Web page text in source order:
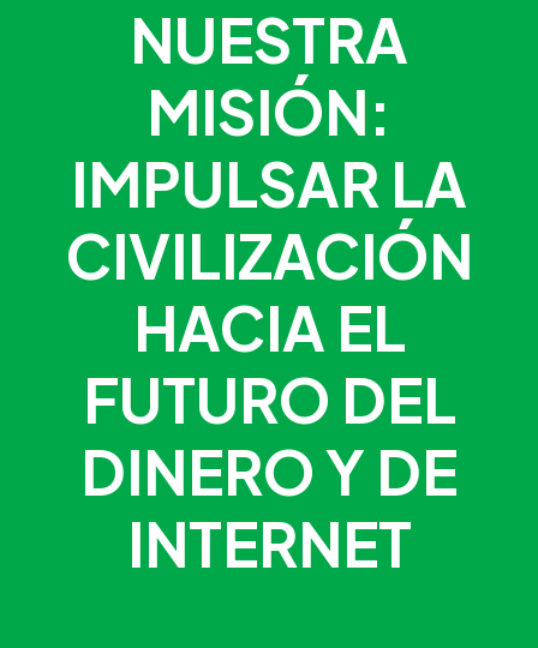
NUESTRA
MISIÓN:
IMPULSAR LA
CIVILIZACIÓN
HACIA EL
FUTURO DEL
DINERO Y DE
INTERNET